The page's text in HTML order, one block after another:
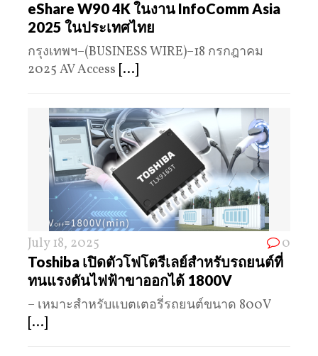
eShare W90 4K ในงาน InfoComm Asia
2025 ในประเทศไทย
กรุงเทพฯ–(BUSINESS WIRE)–18 กรกฎาคม
2025 AV Access [...]
July 18, 2025 0
Toshiba เปิดตัวโฟโตรีเลย์สำหรับรถยนต์ที่
ทนแรงดันไฟฟ้าขาออกได้ 1800V
– เหมาะสำหรับแบตเตอรี่รถยนต์ขนาด 800V
[...]